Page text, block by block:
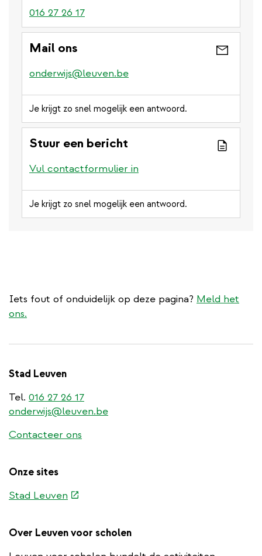
016 27 26 17
Mail ons
onderwijs@leuven.be
Je krijgt zo snel mogelijk een antwoord.
Stuur een bericht
Vul contactformulier in
Je krijgt zo snel mogelijk een antwoord.
Iets fout of onduidelijk op deze pagina? Meld het
ons.
Stad Leuven
Tel. 016 27 26 17
onderwijs@leuven.be
Contacteer ons
Onze sites
Stad Leuven (externe
Over Leuven voor scholen